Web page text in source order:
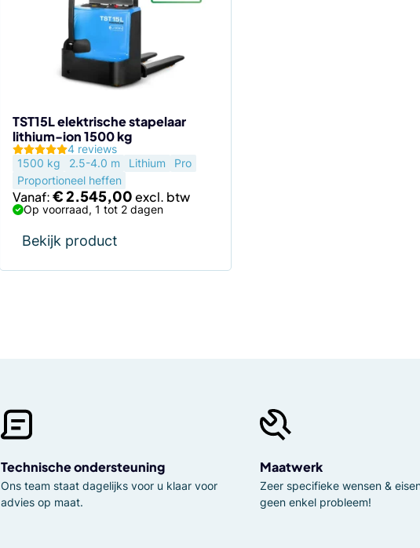
TST15L elektrische stapelaar
lithium-ion 1500 kg
4 reviews
1500 kg
2.5-4.0 m Lithium
Pro
Proportioneel heffen
Vanaf:€2.545,00
Op voorraad, 1 tot 2 dagen
Bekijk product
de
productpagina
Technische ondersteuning
Ons team staat dagelijks voor u klaar voor
advies op maat.
Maatwerk
Zeer specifieke wensen &
geen enkel probleem!